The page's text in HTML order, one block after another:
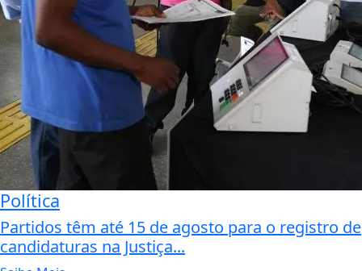
Política
Partidos têm até 15 de agosto para o registro de
candidaturas na Justiça...